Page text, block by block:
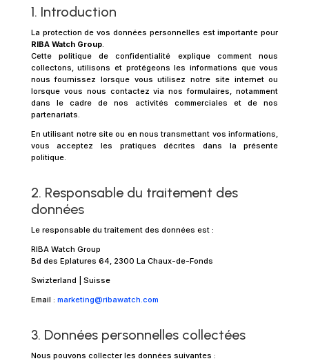
1. Introduction
La protection de vos données personnelles est importante pour
RIBA Watch Group.
Cette politique de confidentialité explique comment nous
collectons, utilisons et protégeons les informations que vous
nous fournissez lorsque vous utilisez notre site internet ou
lorsque vous nous contactez via nos formulaires, notamment
dans le cadre de nos activités commerciales et de nos
partenariats.
En utilisant notre site ou en nous transmettant vos informations,
vous acceptez les pratiques décrites dans la présente
politique.
2. Responsable du traitement des
données
Le responsable du traitement des données est :
RIBA Watch Group
Bd des Eplatures 64, 2300 La Chaux-de-Fonds
Swizterland | Suisse
Email : marketing@ribawatch.com
3. Données personnelles collectées
Nous pouvons collecter les données suivantes :